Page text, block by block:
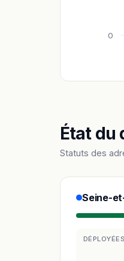
0
État du
Statuts des
Seine-
DÉPLOYÉES